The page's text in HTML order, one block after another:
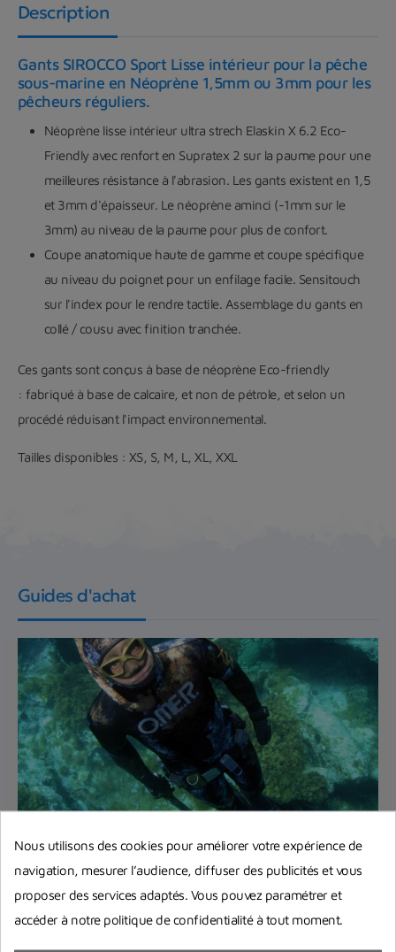
Description
Gants SIROCCO Sport Lisse intérieur pour la pêche
sous-marine en Néoprène 1,5mm ou 3mm pour les
pêcheurs réguliers.
Néoprène lisse intérieur ultra strech Elaskin X 6.2 Eco-
Friendly avec renfort en Supratex 2 sur la paume pour une
meilleures résistance à l'abrasion. Les gants existent en 1,5
et 3mm d'épaisseur. Le néoprène aminci (-1mm sur le
3mm) au niveau de la paume pour plus de confort.
Coupe anatomique haute de gamme et coupe spécifique
au niveau du poignet pour un enfilage facile. Sensitouch
sur l'index pour le rendre tactile. Assemblage du gants en
collé / cousu avec finition tranchée.
Ces gants sont conçus à base de néoprène Eco-friendly
: fabriqué à base de calcaire, et non de pétrole, et selon un
procédé réduisant l'impact environnemental.
Tailles disponibles : XS, S, M, L, XL, XXL
Guides d'achat
Bien débuter la chasse sous-marine :
quels accessoires obligatoires et
indispensables ?
Quels sont les accessoires pour pouvoir la
Nous utilisons des cookies pour améliorer votre expérience de
navigation, mesurer l’audience, diffuser des publicités et vous
proposer des services adaptés. Vous pouvez paramétrer et
accéder à notre politique de confidentialité à tout moment.